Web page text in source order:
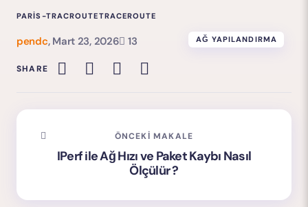
PARIS-TRACROUTETRACEROUTE
pendc, Mart 23, 2026 13 AĞ YAPILANDIRMA
SHARE
ÖNCEKI MAKALE
IPerf ile Ağ Hızı ve Paket Kaybı Nasıl
Ölçülür ?